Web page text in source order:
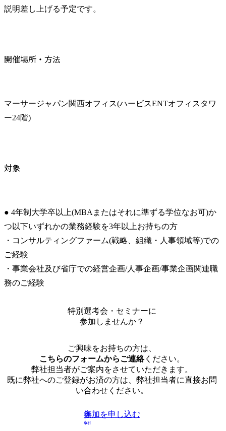
説明差し上げる予定です。
開催場所・方法
マーサージャパン関西オフィス(ハービスENTオフィスタワ
ー24階)
対象
● 4年制大学卒以上(MBAまたはそれに準ずる学位なお可)か
つ以下いずれかの業務経験を3年以上お持ちの方
・コンサルティングファーム(戦略、組織・人事領域等)での
ご経験
・事業会社及び省庁での経営企画/人事企画/事業企画関連職
務のご経験
特別選考会・セミナーに
参加しませんか？
ご興味をお持ちの方は、
こちらのフォームからご連絡ください。
弊社担当者がご案内をさせていただきます。
既に弊社へのご登録がお済の方は、弊社担当者に直接お問
い合わせください。
無
料
参加を申し込む